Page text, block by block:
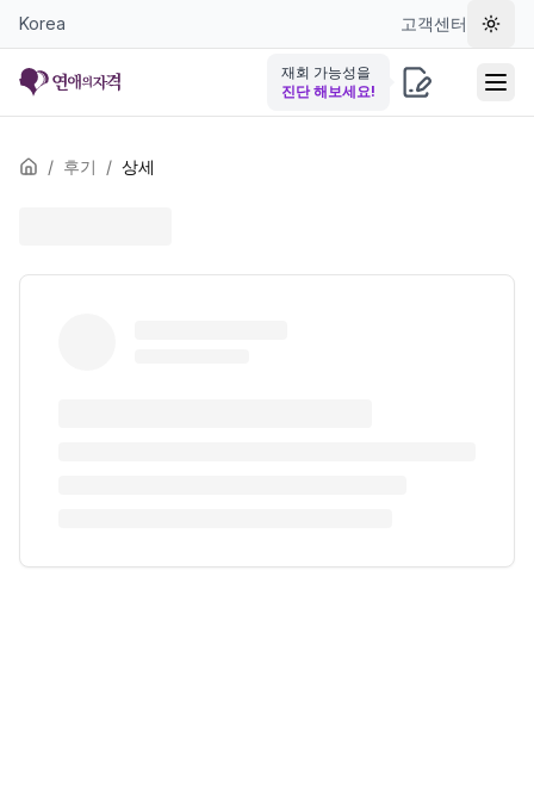
Korea 고객센터 테마
재회 가능성을
진단 해보세요!
/ 후기 / 상세